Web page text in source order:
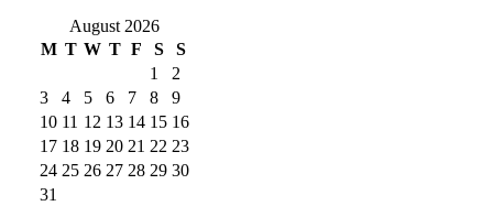
August 2026
M T W T F S
S
1
2
3
4 5 6 7 8
9
10 11 12 13 14 15 16
17 18 19 20 21 22 23
24 25 26 27 28 29 30
31